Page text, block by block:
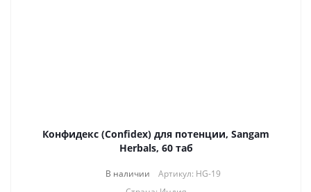
Конфидекс (Confidex) для потенции, Sangam
Herbals, 60 таб
В наличии
Артикул: HG-19